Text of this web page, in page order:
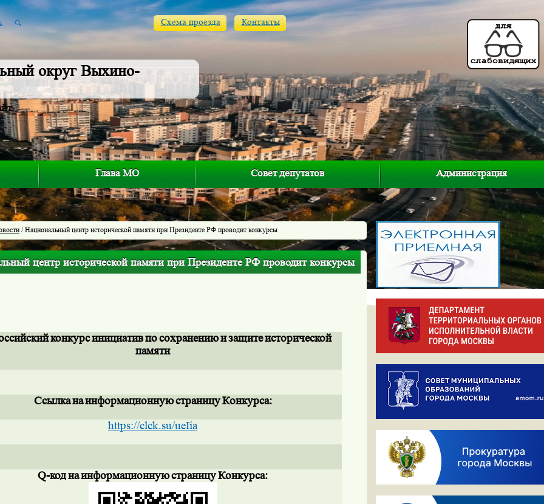
округ Выхино-
Схема проезда Контакты
Глава МО Совет депутатов Администрация
/ Национальный центр исторической памяти при Президенте РФ проводит конкурсы
центр исторической памяти при Президенте РФ проводит конкурсы
конкурсинициативпосохранениюизащитеисторической
памяти
СсылканаинформационнуюстраницуКонкурса:
https://clck.su/ueIia
Q-коднаинформационнуюстраницуКонкурса: